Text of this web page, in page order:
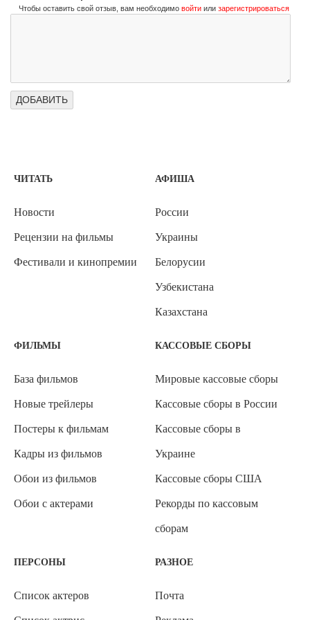
Чтобы оставить свой отзыв, вам необходимо войти или зарегистрироваться
ЧИТАТЬ
Новости
Рецензии на фильмы
Фестивали и кинопремии
АФИША
России
Украины
Белорусии
Узбекистана
Казахстана
ФИЛЬМЫ
База фильмов
Новые трейлеры
Постеры к фильмам
Кадры из фильмов
Обои из фильмов
Обои с актерами
КАССОВЫЕ СБОРЫ
Мировые кассовые сборы
Кассовые сборы в России
Кассовые сборы в
Украине
Кассовые сборы США
Рекорды по кассовым
сборам
ПЕРСОНЫ
Список актеров
РАЗНОЕ
Почта